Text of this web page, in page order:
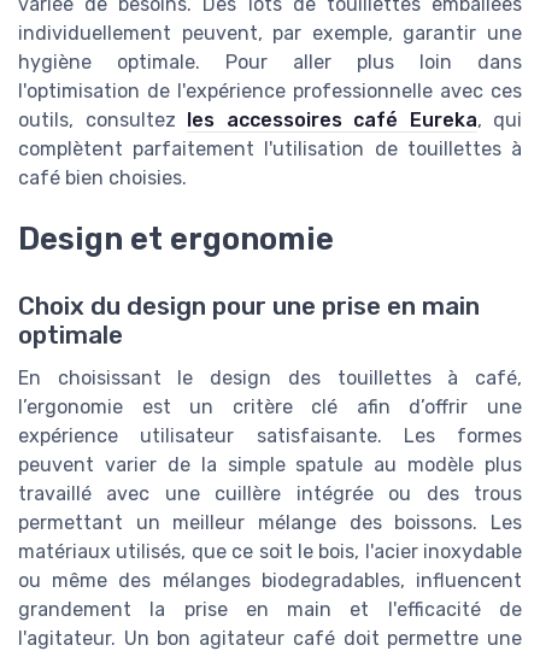
variée de besoins. Des lots de touillettes emballées
individuellement peuvent, par exemple, garantir une
hygiène optimale. Pour aller plus loin dans
l'optimisation de l'expérience professionnelle avec ces
outils, consultez
les accessoires café Eureka, qui
complètent parfaitement l'utilisation de touillettes à
café bien choisies.
Design et ergonomie
Choix du design pour une prise en main
optimale
En choisissant le design des touillettes à café,
l’ergonomie est un critère clé afin d’offrir une
expérience utilisateur satisfaisante. Les formes
peuvent varier de la simple spatule au modèle plus
travaillé avec une cuillère intégrée ou des trous
permettant un meilleur mélange des boissons. Les
matériaux utilisés, que ce soit le bois, l'acier inoxydable
ou même des mélanges biodegradables, influencent
grandement la prise en main et l'efficacité de
l'agitateur. Un bon agitateur café doit permettre une